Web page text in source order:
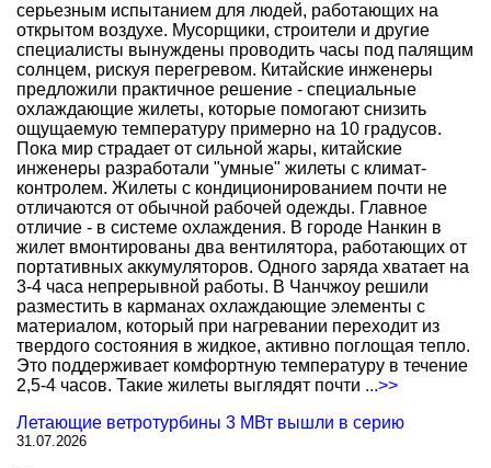
серьезным испытанием для людей, работающих на
открытом воздухе. Мусорщики, строители и другие
специалисты вынуждены проводить часы под палящим
солнцем, рискуя перегревом. Китайские инженеры
предложили практичное решение - специальные
охлаждающие жилеты, которые помогают снизить
ощущаемую температуру примерно на 10 градусов.
Пока мир страдает от сильной жары, китайские
инженеры разработали "умные" жилеты с климат-
контролем. Жилеты с кондиционированием почти не
отличаются от обычной рабочей одежды. Главное
отличие - в системе охлаждения. В городе Нанкин в
жилет вмонтированы два вентилятора, работающих от
портативных аккумуляторов. Одного заряда хватает на
3-4 часа непрерывной работы. В Чанчжоу решили
разместить в карманах охлаждающие элементы с
материалом, который при нагревании переходит из
твердого состояния в жидкое, активно поглощая тепло.
Это поддерживает комфортную температуру в течение
2,5-4 часов. Такие жилеты выглядят почти ...>>
Летающие ветротурбины 3 МВт вышли в серию
31.07.2026